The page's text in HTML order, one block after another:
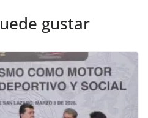
gustar